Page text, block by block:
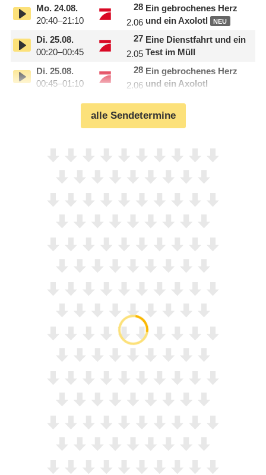
Mo.24.08.
20:40–21:10
28
2.06
Ein gebrochenes Herz
und ein Axolotl
NEU
Di.25.08.
00:20–00:45
27
2.05
Eine Dienstfahrt und ein
Test im Müll
Di. 25.08.
00:45–01:10
28
2.06
Ein gebrochenes Herz
und ein Axolotl
alle Sendetermine